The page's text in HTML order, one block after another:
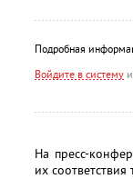
Подробная
Войдите в систему
На пресс-
их